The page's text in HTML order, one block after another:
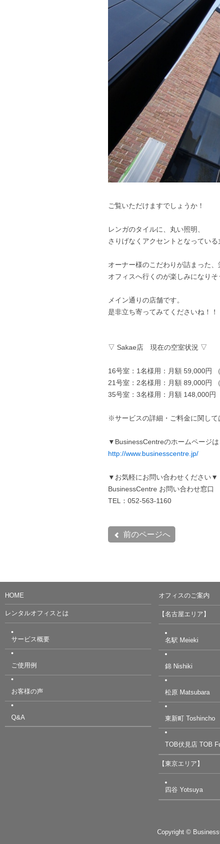
ご覧いただけますでしょうか！
レンガのタイルに、丸い照明、
さりげなくアクセントとなってい
オーナー様のこだわりが詰まった
オフィスへ行くのが楽しみになり
メイン通りの店舗です。
是非立ち寄ってみてくださいね！！
▽ Sakae店 現在の空室状況 ▽
16号室：1名様用：月額 59,000円
21号室：2名様用：月額 89,000円
35号室：3名様用：月額 148,000円
※サービスの詳細・ご料金に関し
▼BusinessCentreのホームページ
http://www.businesscentre.jp/
▼お気軽にお問い合わせください▼
BusinessCentre お問い合わせ窓口
TEL：052-563-1160
前のページへ
HOME
レンタルオフィスとは
サービス概要
ご使用例
お客様の声
Q&A
オフィスのご案内
【名古屋エリア】
名駅 Meieki
錦 Nishiki
松原 Matsubara
東新町 Toshincho
TOB伏見店 TOB
【東京エリア】
四谷 Yotsuya
Copyright ©